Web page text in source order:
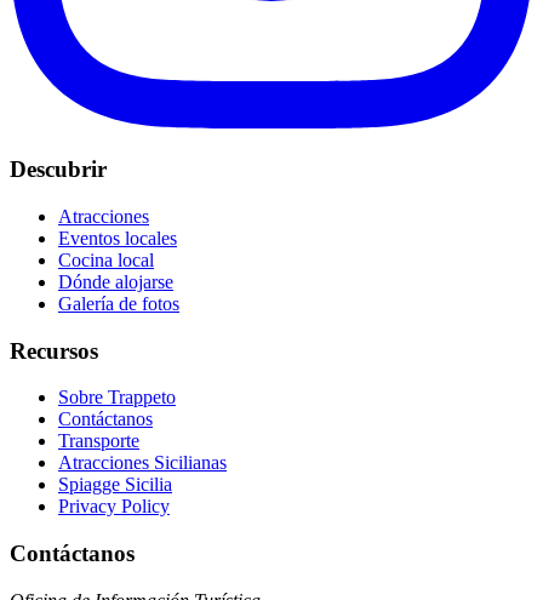
Descubrir
Atracciones
Eventos locales
Cocina local
Dónde alojarse
Galería de fotos
Recursos
Sobre Trappeto
Contáctanos
Transporte
Atracciones Sicilianas
Spiagge Sicilia
Privacy Policy
Contáctanos